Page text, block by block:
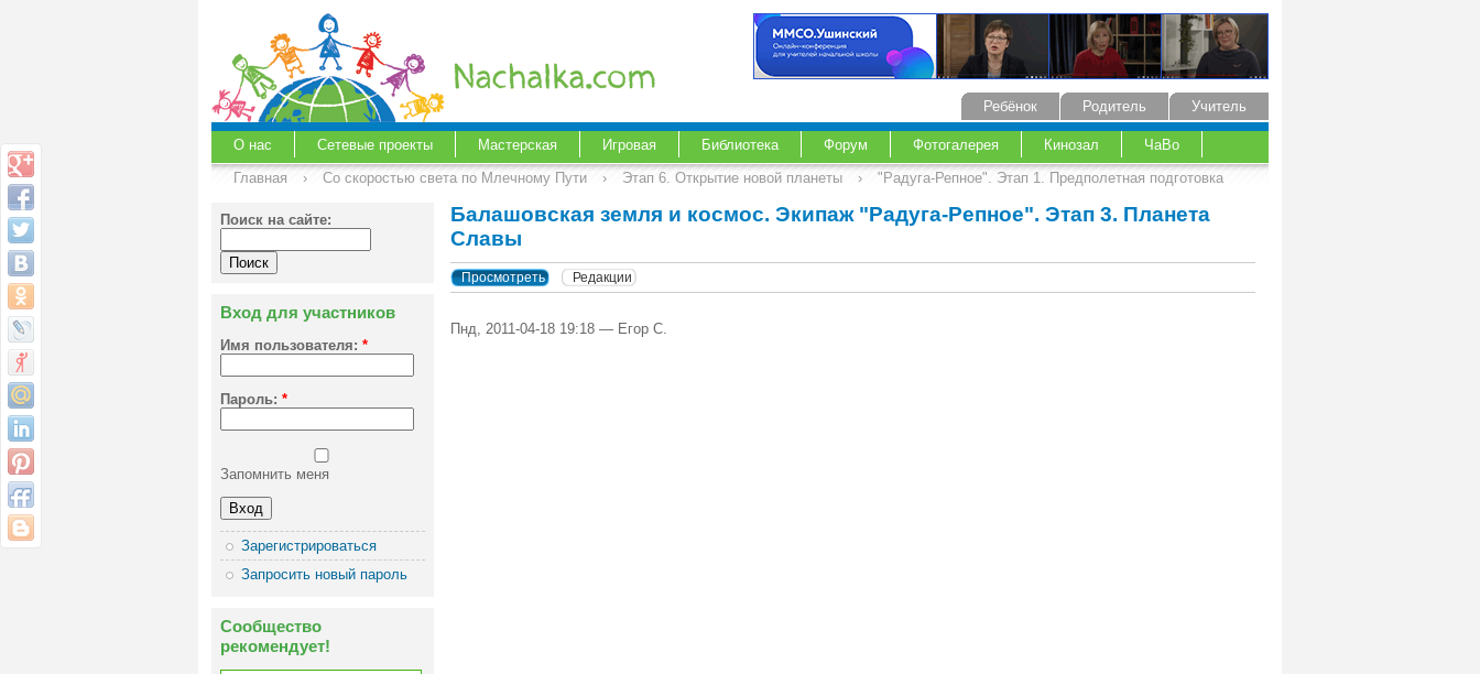
Учитель
Родитель
Ребёнок
О нас Сетевые проекты Мастерская Игровая Библиотека Форум Фотогалерея Кинозал
ЧаВо
Главная
› Со скоростью света по Млечному Пути › Этап 6. Открытие новой планеты › "Радуга-Репное". Этап 1. Предполетная подготовка
Поиск на сайте:
Вход для участников
Имя пользователя: *
Пароль: *
Запомнить меня
Зарегистрироваться
Запросить новый пароль
Сообщество
рекомендует!
Балашовская земля и космос. Экипаж "Радуга-Репное". Этап 3. Планета
Славы
Просмотреть Редакции
Пнд, 2011-04-18 19:18 — Егор С.